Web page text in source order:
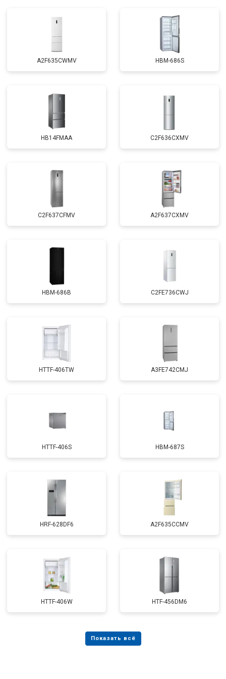
A2F635CWMV HBM-686S
HB14FMAA C2F636CXMV
C2F637CFMV A2F637CXMV
HBM-686B C2FE736CWJ
HTTF-406TW A3FE742CMJ
HTTF-406S HBM-687S
HRF-628DF6 A2F635CCMV
HTTF-406W HTF-456DM6